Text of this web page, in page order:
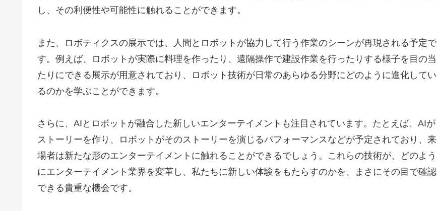
し、その利便性や可能性に触れることができます。
また、ロボティクスの展示では、人間とロボットが協力して行う作業のシーンが再現される予定で
す。例えば、ロボットが実際に料理を作ったり、遠隔操作で建設作業を行ったりする様子を目の当
たりにできる展示が用意されており、ロボット技術が日常のあらゆる分野にどのように進化してい
るのかを学ぶことができます。
さらに、AIとロボットが融合した新しいエンターテイメントも注目されています。たとえば、AIが
ストーリーを作り、ロボットがそのストーリーを演じるパフォーマンスなどが予定されており、来
場者は新たな形のエンターテイメントに触れることができるでしょう。これらの技術が、どのよう
にエンターテイメント業界を変革し、私たちに新しい体験をもたらすのかを、まさにその目で確認
できる貴重な機会です。